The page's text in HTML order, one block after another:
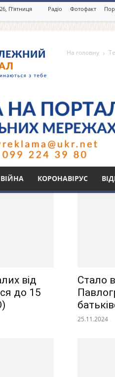
П’ятниця Радіо Фотофакт
ВІЙНА КОРОНАВІРУС
На головну
від
до 15
Стало
25.11.2024